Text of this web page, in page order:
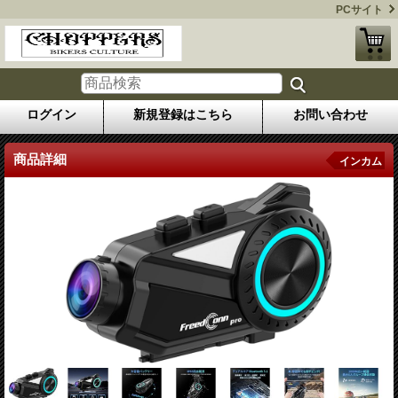
PCサイト
ログイン 新規登録はこちら お問い合わせ
商品詳細 インカム